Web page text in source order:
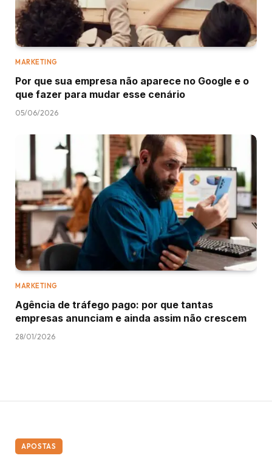
MARKETING
Por que sua empresa não aparece no Google e o
que fazer para mudar esse cenário
05/06/2026
MARKETING
Agência de tráfego pago: por que tantas
empresas anunciam e ainda assim não crescem
28/01/2026
APOSTAS